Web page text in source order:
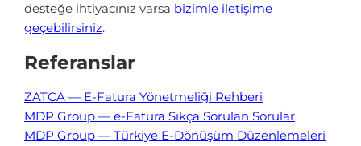
desteğe ihtiyacınız varsa bizimle iletişime
geçebilirsiniz.
Referanslar
ZATCA — E-Fatura Yönetmeliği Rehberi
MDP Group — e-Fatura Sıkça Sorulan Sorular
MDP Group — Türkiye E-Dönüşüm Düzenlemeleri